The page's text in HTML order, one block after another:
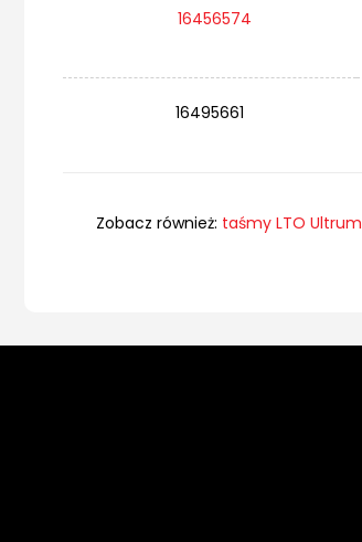
16456574
16495661
Zobacz również: taśmy LTO Ultrum